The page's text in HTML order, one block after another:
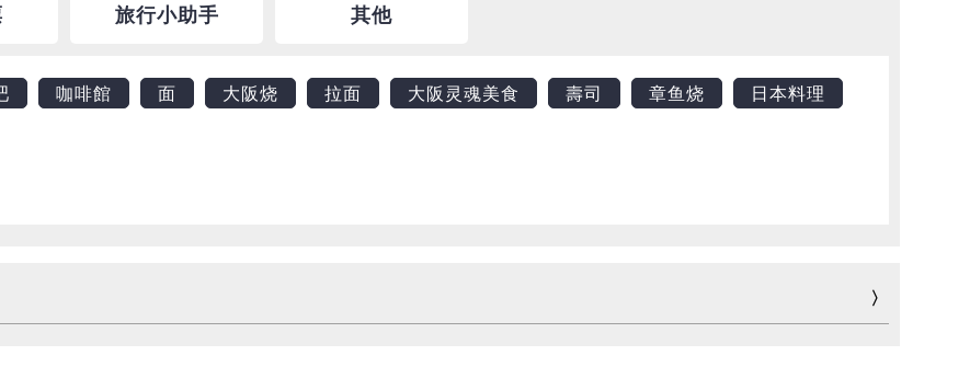
旅行小助手 其他
咖啡館 面 大阪烧 拉面 大阪灵魂美食 壽司 章鱼烧
日本料理